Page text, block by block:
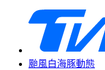
颱風白海豚動態